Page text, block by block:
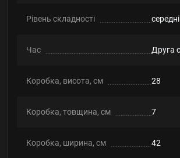
Рівень складності
Час Друга
Коробка, висота, см 28
Коробка, товщина, см 7
Коробка, ширина, см 42